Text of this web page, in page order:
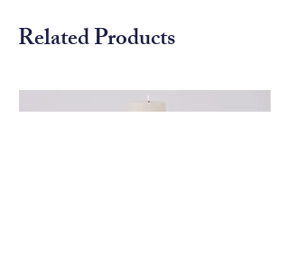
Related Products